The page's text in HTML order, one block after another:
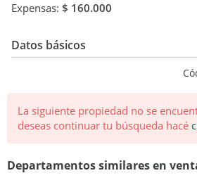
Expensas: $ 160.000
Datos básicos
Consultar precio
La siguiente propiedad no se
deseas continuar tu búsqueda hacé
Departamentos similares en